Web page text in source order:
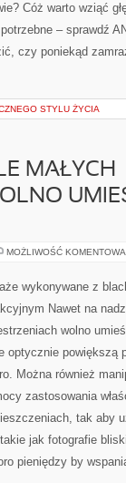
Cóż warto wziąć
– sprawdź
czy poniekąd
STYLU ŻYCIA
MAŁYCH
MOŻLIWOŚĆ
wykonywane z
Nawet na
wolno
optycznie powiększą
Można również
zastosowania
tak aby
jak fotografie
pieniędzy by